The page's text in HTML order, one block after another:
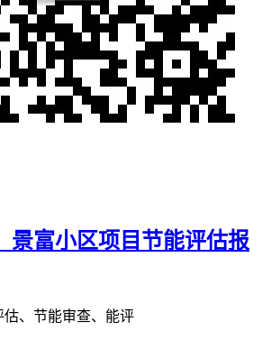
景富小区项目节能评估报
估、节能审查、能评